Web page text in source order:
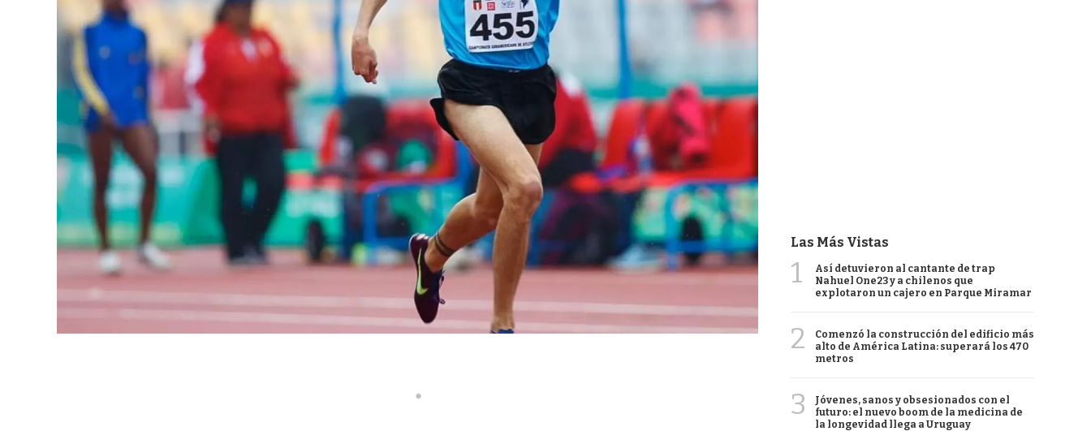
Las Más Vistas
1
Así detuvieron al cantante de trap
Nahuel One23 y a chilenos que
explotaron un cajero en Parque Miramar
2
Comenzó la construcción del edificio más
alto de América Latina: superará los 470
metros
3
Jóvenes, sanos y obsesionados con el
futuro: el nuevo boom de la medicina de
la longevidad llega a Uruguay